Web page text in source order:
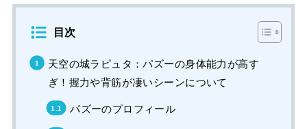
目次
天空の城ラピュタ：パズーの身体能力が高す
ぎ！握力や背筋が凄いシーンについて
パズーのプロフィール